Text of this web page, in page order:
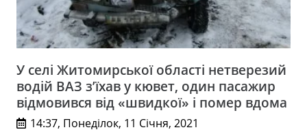
У селі Житомирської області нетверезий
водій ВАЗ з’їхав у кювет, один пасажир
відмовився від «швидкої» і помер вдома
14:37, Понеділок, 11 Січня, 2021